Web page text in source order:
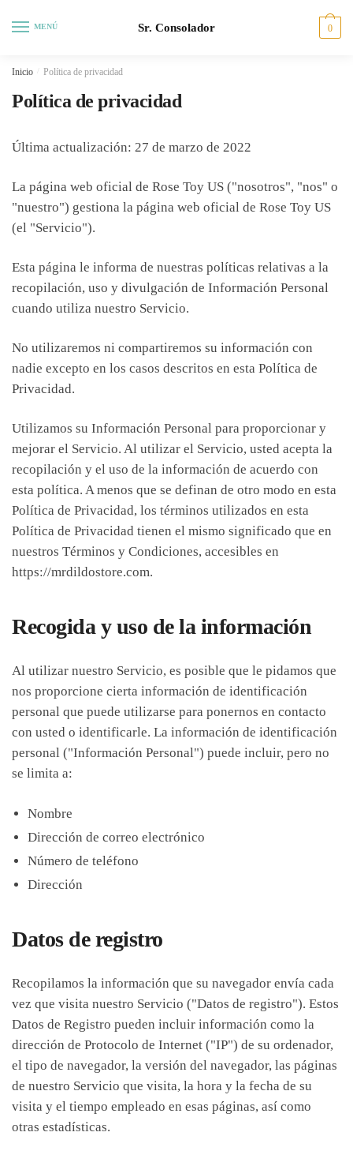
navegación
MENÚ Sr. Consolador 0
Inicio Política de privacidad
Política de privacidad
Última actualización: 27 de marzo de 2022
La página web oficial de Rose Toy US ("nosotros", "nos" o
"nuestro") gestiona la página web oficial de Rose Toy US
(el "Servicio").
Esta página le informa de nuestras políticas relativas a la
recopilación, uso y divulgación de Información Personal
cuando utiliza nuestro Servicio.
No utilizaremos ni compartiremos su información con
nadie excepto en los casos descritos en esta Política de
Privacidad.
Utilizamos su Información Personal para proporcionar y
mejorar el Servicio. Al utilizar el Servicio, usted acepta la
recopilación y el uso de la información de acuerdo con
esta política. A menos que se definan de otro modo en esta
Política de Privacidad, los términos utilizados en esta
Política de Privacidad tienen el mismo significado que en
nuestros Términos y Condiciones, accesibles en
https://mrdildostore.com.
Recogida y uso de la información
Al utilizar nuestro Servicio, es posible que le pidamos que
nos proporcione cierta información de identificación
personal que puede utilizarse para ponernos en contacto
con usted o identificarle. La información de identificación
personal ("Información Personal") puede incluir, pero no
se limita a:
Nombre
Dirección de correo electrónico
Número de teléfono
Dirección
Datos de registro
Recopilamos la información que su navegador envía cada
vez que visita nuestro Servicio ("Datos de registro"). Estos
Datos de Registro pueden incluir información como la
dirección de Protocolo de Internet ("IP") de su ordenador,
el tipo de navegador, la versión del navegador, las páginas
de nuestro Servicio que visita, la hora y la fecha de su
visita y el tiempo empleado en esas páginas, así como
otras estadísticas.